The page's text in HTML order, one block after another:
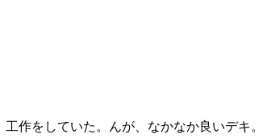
作をしていた。んが、なかなか良いデキ